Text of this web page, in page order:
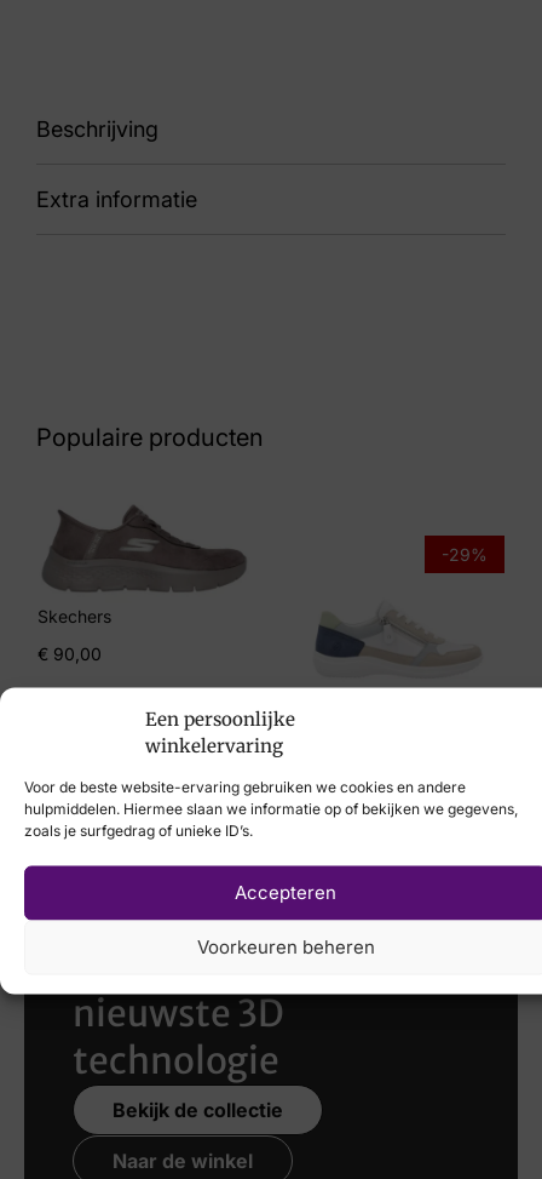
Een persoonlijke
winkelervaring
Voor de beste website-ervaring gebruiken we cookies en andere
hulpmiddelen. Hiermee slaan we informatie op of bekijken we gegevens,
zoals je surfgedrag of unieke ID’s.
Accepteren
Voorkeuren beheren
Beschrijving
90 10186.3.062 Alia K
Extra informatie
5½, 6, 7, 8
Merk
Xsensible
Artikelnummer
10186.3.062 Alia K
Populaire producten
Skechers
€ 90,00
-29%
Remonte
Laat uw voeten
scannen met de
nieuwste 3D
technologie
Bekijk de collectie
Naar de winkel